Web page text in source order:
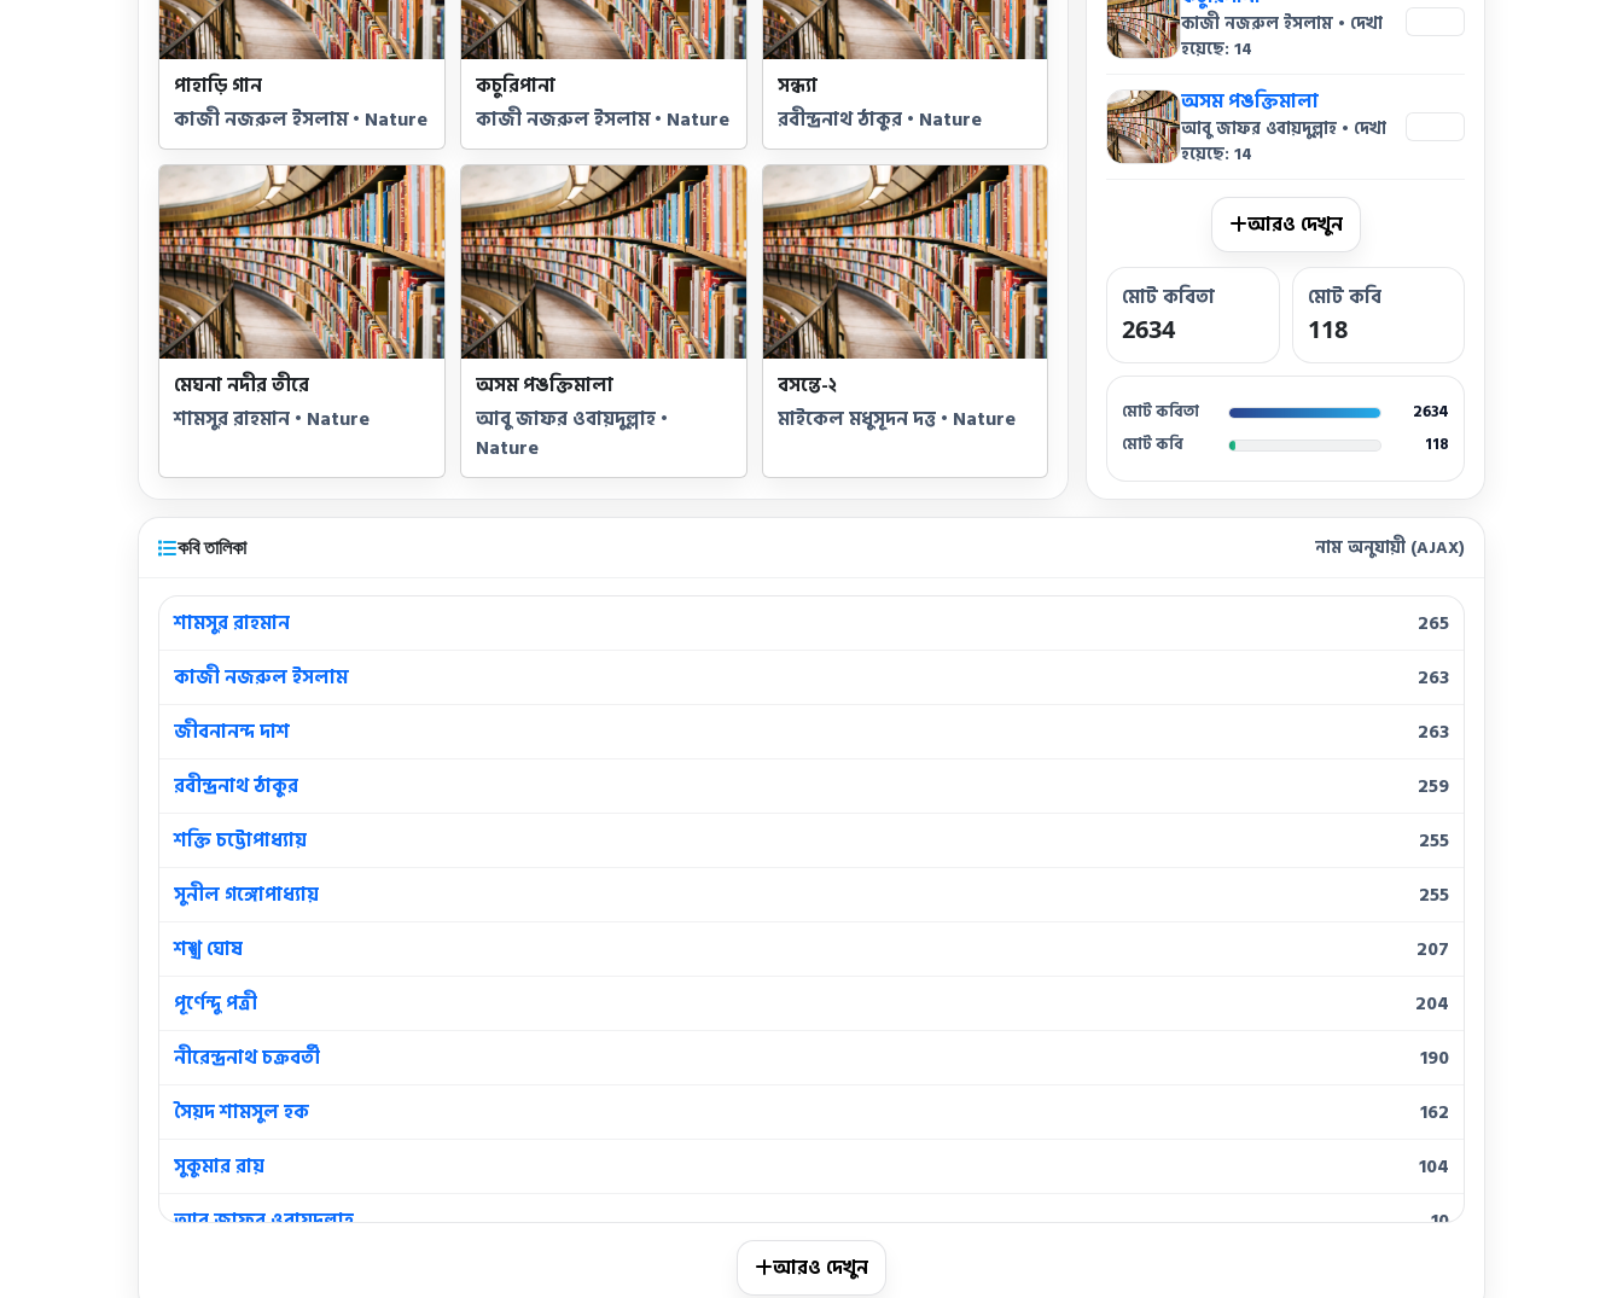
পাহাড়ি গান
কাজী নজরুল ইসলাম • Nature
কচুরিপানা
কাজী নজরুল ইসলাম • Nature
সন্ধ্যা
রবীন্দ্রনাথ ঠাকুর • Nature
মেঘনা নদীর তীরে
শামসুর রাহমান • Nature
অসম পঙক্তিমালা
আবু জাফর ওবায়দুল্লাহ •
Nature
বসন্তে-২
মাইকেল মধুসূদন দত্ত • Nature
কাজী নজরুল ইসলাম • দেখা
হয়েছে: 14
অসম পঙক্তিমালা
আবু জাফর ওবায়দুল্লাহ • দেখা
হয়েছে: 14
আরও দেখুন
মোট কবিতা
2634
মোট কবি
118
মোট কবিতা
2634
মোট কবি
118
কবি তালিকা নাম অনুযায়ী (AJAX)
শামসুর রাহমান
265
কাজী নজরুল ইসলাম
263
জীবনানন্দ দাশ
263
রবীন্দ্রনাথ ঠাকুর
259
শক্তি চট্টোপাধ্যায়
255
সুনীল গঙ্গোপাধ্যায়
255
শঙ্খ ঘোষ
207
পূর্ণেন্দু পত্রী
204
নীরেন্দ্রনাথ চক্রবর্তী
190
সৈয়দ শামসুল হক
162
সুকুমার রায়
104
আবু জাফর ওবায়দুল্লাহ
10
আরও দেখুন